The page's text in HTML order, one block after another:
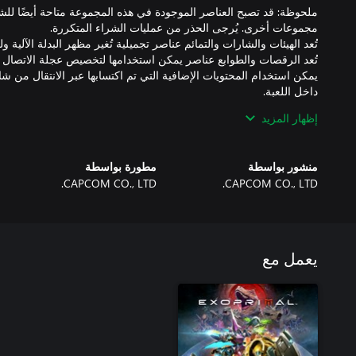
ملحوظة: قد تصبح العناصر الموجودة في هذه المجموعة متاحة أيضًا
يمكن استخدام المحتويات الإضافية التي تم اكتسابها عبر الانتقال من
إن كان مدير مجموعة العائلة سيشتري العنصر الإضافي، فإن المحتوى
إظهار المزيد
منشور بواسطة
CAPCOM CO., LTD.
مطورة بواسطة
CAPCOM CO., LTD.
يعمل مع